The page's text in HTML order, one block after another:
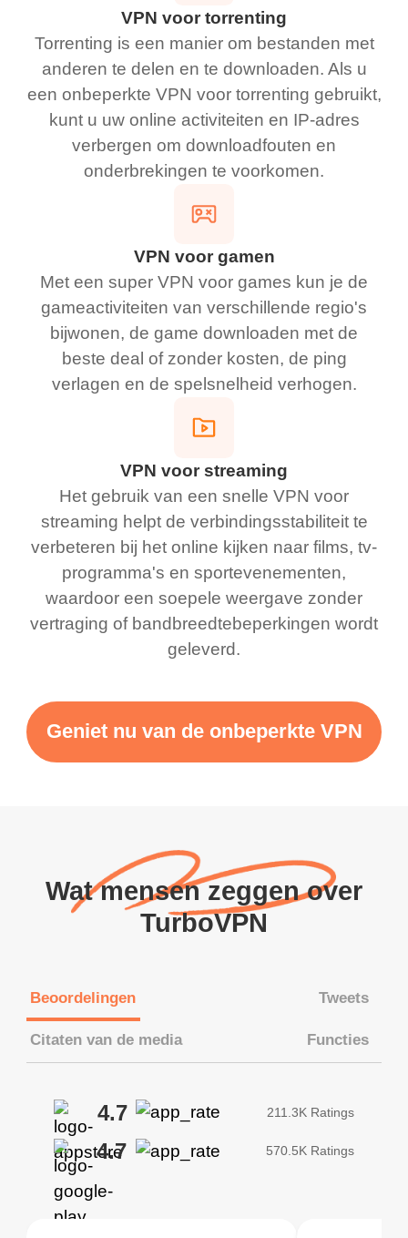
VPN voor torrenting
Torrenting is een manier om bestanden met
anderen te delen en te downloaden. Als u
een onbeperkte VPN voor torrenting gebruikt,
kunt u uw online activiteiten en IP-adres
verbergen om downloadfouten en
onderbrekingen te voorkomen.
VPN voor gamen
Met een super VPN voor games kun je de
gameactiviteiten van verschillende regio's
bijwonen, de game downloaden met de
beste deal of zonder kosten, de ping
verlagen en de spelsnelheid verhogen.
VPN voor streaming
Het gebruik van een snelle VPN voor
streaming helpt de verbindingsstabiliteit te
verbeteren bij het online kijken naar films, tv-
programma's en sportevenementen,
waardoor een soepele weergave zonder
vertraging of bandbreedtebeperkingen wordt
geleverd.
Geniet nu van de onbeperkte VPN
Wat mensen zeggen over
TurboVPN
Beoordelingen Tweets
Citaten van de media Functies
4.7 211.3K Ratings
4.7 570.5K Ratings